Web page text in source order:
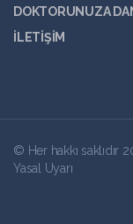
DOKTORUNUZA
İLETİŞİM
© Her hakkı saklıdır
Yasal Uyarı